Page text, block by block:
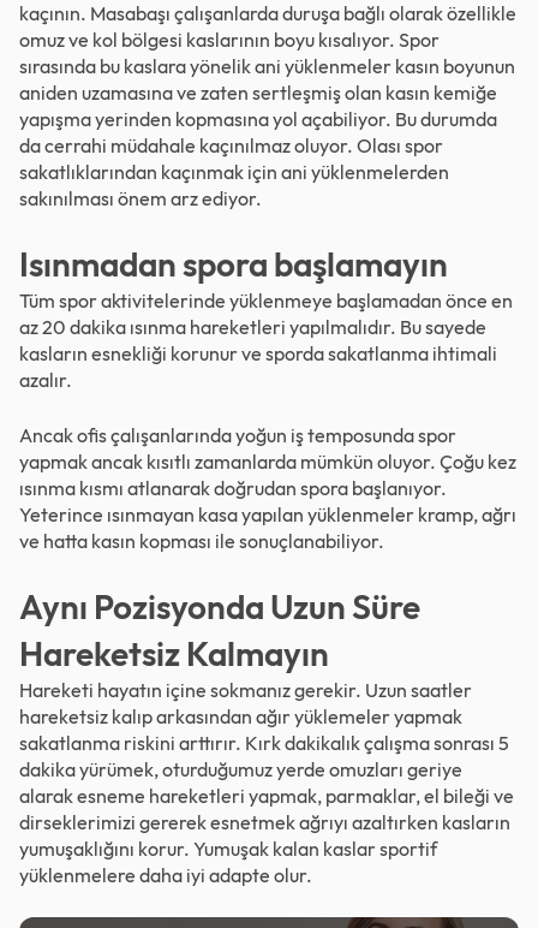
kaçının. Masabaşı çalışanlarda duruşa bağlı olarak özellikle
omuz ve kol bölgesi kaslarının boyu kısalıyor. Spor
sırasında bu kaslara yönelik ani yüklenmeler kasın boyunun
aniden uzamasına ve zaten sertleşmiş olan kasın kemiğe
yapışma yerinden kopmasına yol açabiliyor. Bu durumda
da cerrahi müdahale kaçınılmaz oluyor. Olası spor
sakatlıklarından kaçınmak için ani yüklenmelerden
sakınılması önem arz ediyor.
Isınmadan spora başlamayın
Tüm spor aktivitelerinde yüklenmeye başlamadan önce en
az 20 dakika ısınma hareketleri yapılmalıdır. Bu sayede
kasların esnekliği korunur ve sporda sakatlanma ihtimali
azalır.
Ancak ofis çalışanlarında yoğun iş temposunda spor
yapmak ancak kısıtlı zamanlarda mümkün oluyor. Çoğu kez
ısınma kısmı atlanarak doğrudan spora başlanıyor.
Yeterince ısınmayan kasa yapılan yüklenmeler kramp, ağrı
ve hatta kasın kopması ile sonuçlanabiliyor.
Aynı Pozisyonda Uzun Süre
Hareketsiz Kalmayın
Hareketi hayatın içine sokmanız gerekir. Uzun saatler
hareketsiz kalıp arkasından ağır yüklemeler yapmak
sakatlanma riskini arttırır. Kırk dakikalık çalışma sonrası 5
dakika yürümek, oturduğumuz yerde omuzları geriye
alarak esneme hareketleri yapmak, parmaklar, el bileği ve
dirseklerimizi gererek esnetmek ağrıyı azaltırken kasların
yumuşaklığını korur. Yumuşak kalan kaslar sportif
yüklenmelere daha iyi adapte olur.